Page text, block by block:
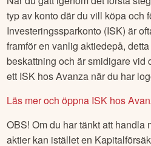
typ av konto där du vill köpa och
Investeringssparkonto (ISK) är
framför en vanlig aktiedepå,
beskattning och är smidigare vid
ett ISK hos Avanza när du har
Läs mer och öppna ISK hos
OBS! Om du har tänkt att handla
aktier kan istället en